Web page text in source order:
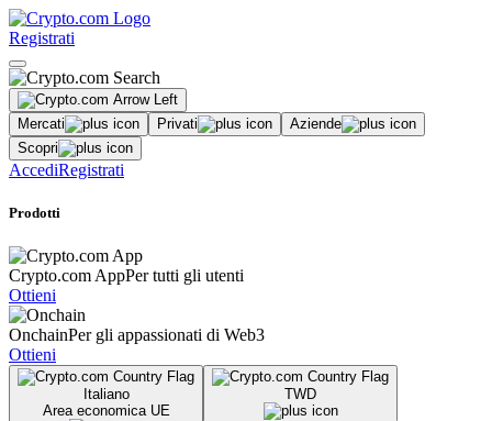
Registrati
Mercati Privati
Aziende
Scopri
AccediRegistrati
Prodotti
Crypto.com AppPer tutti gli utenti
Ottieni
OnchainPer gli appassionati di Web3
Ottieni
Italiano
Area economica UE
TWD